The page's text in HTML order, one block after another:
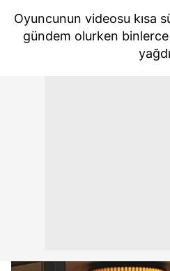
Oyuncunun videosu kısa
gündem olurken binlerce